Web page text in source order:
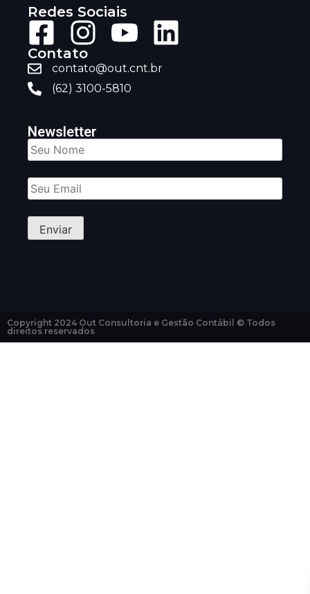
Redes Sociais
Contato
contato@out.cnt.br
(62) 3100-5810
Newsletter
Copyright 2024 Out Consultoria e Gestão Contábil © Todos
direitos reservados